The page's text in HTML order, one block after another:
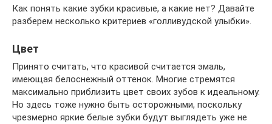
Как понять какие зубки красивые, а какие нет? Давайте
разберем несколько критериев «голливудской улыбки».
Цвет
Принято считать, что красивой считается эмаль,
имеющая белоснежный оттенок. Многие стремятся
максимально приблизить цвет своих зубов к идеальному.
Но здесь тоже нужно быть осторожными, поскольку
чрезмерно яркие белые зубки будут выглядеть уже не